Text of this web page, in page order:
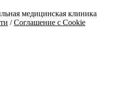
медицинская клиника
/Соглашение с Cookie